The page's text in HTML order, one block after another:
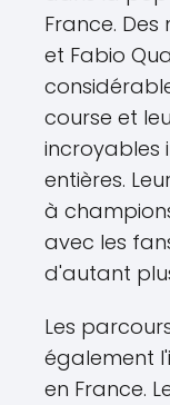
France.
et Fabio
course et
incroyables
entières.
à
avec les
d'autant
Les
également
en France.